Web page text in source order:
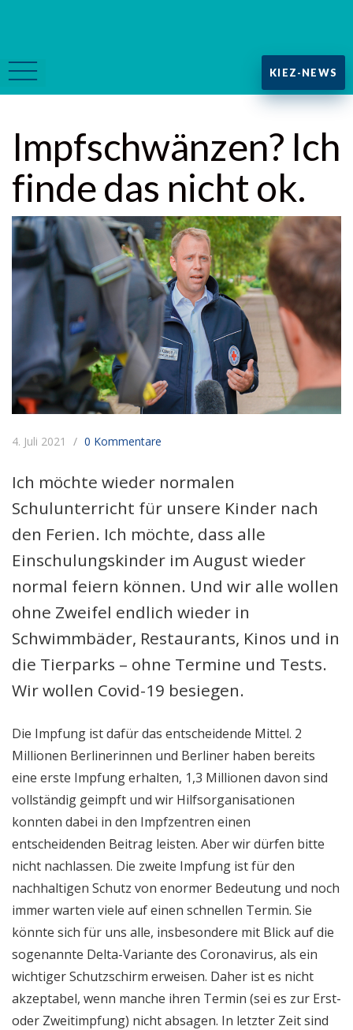
KIEZ-NEWS
Impfschwänzen? Ich
finde das nicht ok.
4. Juli 2021 0 Kommentare
Ich möchte wieder normalen
Schulunterricht für unsere Kinder nach
den Ferien. Ich möchte, dass alle
Einschulungskinder im August wieder
normal feiern können. Und wir alle wollen
ohne Zweifel endlich wieder in
Schwimmbäder, Restaurants, Kinos und in
die Tierparks – ohne Termine und Tests.
Wir wollen Covid-19 besiegen.
Die Impfung ist dafür das entscheidende Mittel. 2
Millionen Berlinerinnen und Berliner haben bereits
eine erste Impfung erhalten, 1,3 Millionen davon sind
vollständig geimpft und wir Hilfsorganisationen
konnten dabei in den Impfzentren einen
entscheidenden Beitrag leisten. Aber wir dürfen bitte
nicht nachlassen. Die zweite Impfung ist für den
nachhaltigen Schutz von enormer Bedeutung und noch
immer warten viele auf einen schnellen Termin. Sie
könnte sich für uns alle, insbesondere mit Blick auf die
sogenannte Delta-Variante des Coronavirus, als ein
wichtiger Schutzschirm erweisen. Daher ist es nicht
akzeptabel, wenn manche ihren Termin (sei es zur Erst-
oder Zweitimpfung) nicht absagen. In letzter Zeit sind